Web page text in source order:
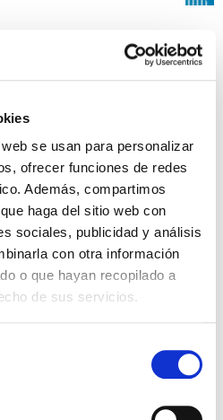
se usan para personalizar
ofrecer funciones de redes
Además, compartimos
haga del sitio web con
sociales, publicidad y análisis
con otra información
o que hayan recopilado a
de sus servicios.
ser madre
es una de las principales
trompas uterinas o
dos conductos u oviductos
uterinos y […]
Leer más >